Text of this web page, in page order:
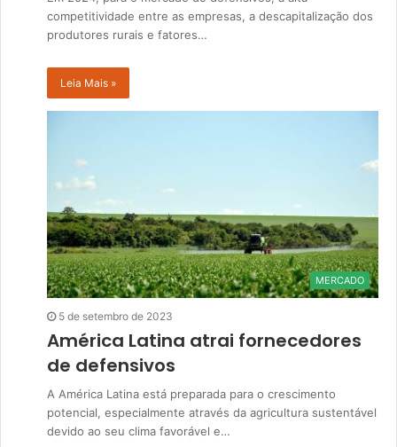
competitividade entre as empresas, a descapitalização dos
produtores rurais e fatores…
Leia Mais »
MERCADO
5 de setembro de 2023
América Latina atrai fornecedores
de defensivos
A América Latina está preparada para o crescimento
potencial, especialmente através da agricultura sustentável
devido ao seu clima favorável e…